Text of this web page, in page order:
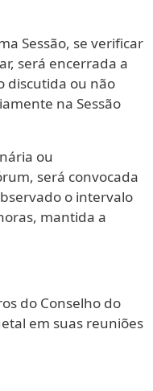
Sessão, se verificar
será encerrada a
discutida ou não
na Sessão
ou
será convocada
o intervalo
mantida a
do Conselho do
em suas reuniões